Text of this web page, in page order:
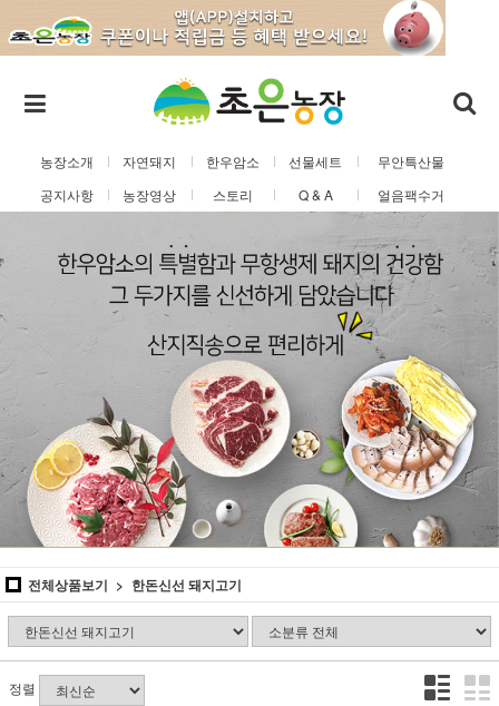
농장소개 자연돼지 한우암소 선물세트
무안특산물
공지사항
농장영상 스토리 Q & A 얼음팩수거
전체상품보기 한돈신선 돼지고기
정렬